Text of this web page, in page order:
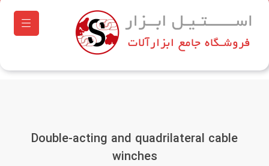
Double-acting and quadrilateral cable
winches